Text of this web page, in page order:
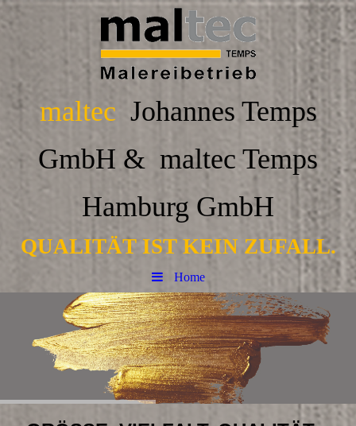
maltec Johannes Temps
GmbH & maltec Temps
Hamburg GmbH
QUALITÄT IST KEIN ZUFALL.
Home